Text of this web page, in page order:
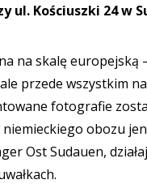
ul. Kościuszki 24 w
na skalę europejską
przede wszystkim
fotografie
obozu
Ost Sudauen,